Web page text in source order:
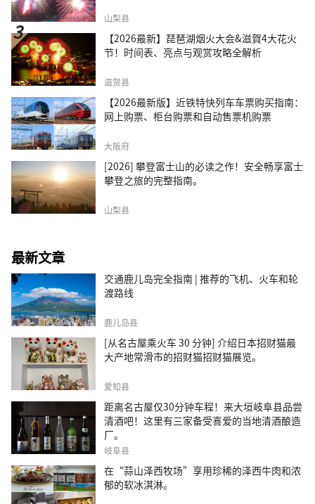
山梨县
【2026最新】琵琶湖烟火大会&滋賀4大花火
节！时间表、亮点与观赏攻略全解析
滋贺县
【2026最新版】近铁特快列车车票购买指南：
网上购票、柜台购票和自动售票机购票
大阪府
[2026] 攀登富士山的必读之作！安全畅享富士
攀登之旅的完整指南。
山梨县
最新文章
交通鹿儿岛完全指南 | 推荐的飞机、火车和轮
渡路线
鹿儿岛县
[从名古屋乘火车 30 分钟] 介绍日本招财猫最
大产地常滑市的招财猫招财猫展览。
爱知县
距离名古屋仅30分钟车程！来大垣岐阜县品尝
清酒吧！这里有三家备受喜爱的当地清酒酿造
厂。
岐阜县
在“蒜山泽西牧场”享用珍稀的泽西牛肉和浓
郁的软冰淇淋。